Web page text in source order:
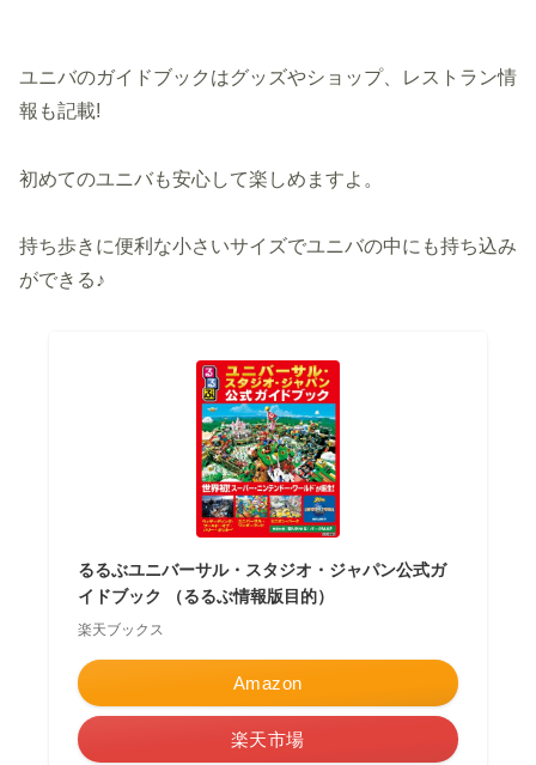
ユニバのガイドブックはグッズやショップ、レストラン情
報も記載!
初めてのユニバも安心して楽しめますよ。
持ち歩きに便利な小さいサイズでユニバの中にも持ち込み
ができる♪
るるぶユニバーサル・スタジオ・ジャパン公式ガ
イドブック （るるぶ情報版目的）
楽天ブックス
Amazon
楽天市場